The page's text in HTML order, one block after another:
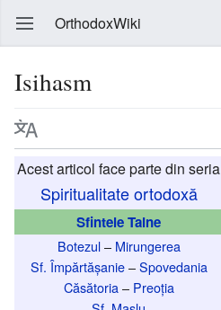
OrthodoxWiki
Isihasm
Acest articol face parte din seria
Spiritualitate ortodoxă
Sfintele Taine
Botezul– Mirungerea
Sf. Împărtășanie–Spovedania
Căsătoria– Preoția